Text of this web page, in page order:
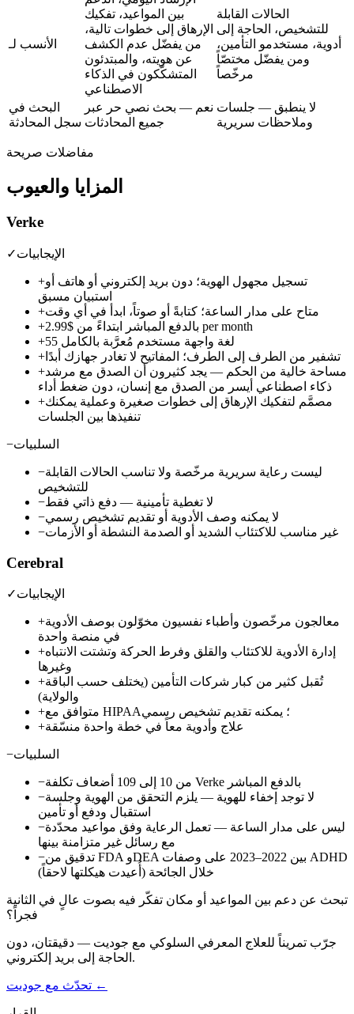
الأنسب لـ
بين المواعيد، تفكيك
الإرهاق إلى خطوات تالية،
من يفضّل عدم الكشف
عن هويته، والمبتدئون
المتشكّكون في الذكاء
الاصطناعي
الحالات القابلة
للتشخيص، الحاجة إلى
أدوية، مستخدمو التأمين،
ومن يفضّل مختصّاً
مرخّصاً
البحث في
سجل المحادثة
نعم — بحث نصي حر عبر
جميع المحادثات
لا ينطبق — جلسات
وملاحظات سريرية
مفاضلات صريحة
المزايا والعيوب
Verke
✓الإيجابيات
+تسجيل مجهول الهوية؛ دون بريد إلكتروني أو هاتف أو
استبيان مسبق
+متاح على مدار الساعة؛ كتابةً أو صوتاً، ابدأ في أي وقت
+
بالدفع المباشر ابتداءً من $2.99 per month
+
55 لغة واجهة مستخدم مُعرَّبة بالكامل
+ تشفير من الطرف إلى الطرف؛ المفاتيح لا تغادر جهازك أبدًا
+مساحة خالية من الحكم — يجد كثيرون أن الصدق مع مرشد
ذكاء اصطناعي أيسر من الصدق مع إنسان، دون ضغط أداء
+مصمَّم لتفكيك الإرهاق إلى خطوات صغيرة وعملية يمكنك
تنفيذها بين الجلسات
−السلبيات
−ليست رعاية سريرية مرخّصة ولا تناسب الحالات القابلة
للتشخيص
−لا تغطية تأمينية — دفع ذاتي فقط
−لا يمكنه وصف الأدوية أو تقديم تشخيص رسمي
−غير مناسب للاكتئاب الشديد أو الصدمة النشطة أو الأزمات
Cerebral
✓الإيجابيات
+معالجون مرخّصون وأطباء نفسيون مخوّلون بوصف الأدوية
في منصة واحدة
+إدارة الأدوية للاكتئاب والقلق وفرط الحركة وتشتت الانتباه
وغيرها
+تُقبل كثير من كبار شركات التأمين (يختلف حسب الباقة
والولاية)
+
متوافق مع HIPAA؛ يمكنه تقديم تشخيص رسمي
+علاج وأدوية معاً في خطة واحدة منسّقة
−السلبيات
−
من 10 إلى 109 أضعاف تكلفة Verke بالدفع المباشر
−لا توجد إخفاء للهوية — يلزم التحقق من الهوية وجلسة
استقبال ودفع أو تأمين
−ليس على مدار الساعة — تعمل الرعاية وفق مواعيد محدّدة
مع رسائل غير متزامنة بينها
−تدقيق من FDA وDEA بين 2022–2023 على وصفات ADHD
خلال الجائحة (أُعيدت هيكلتها لاحقاً)
تبحث عن دعم بين المواعيد أو مكان تفكّر فيه بصوت عالٍ في الثانية
فجراً؟
جرّب تمريناً للعلاج المعرفي السلوكي مع جوديت — دقيقتان، دون
الحاجة إلى بريد إلكتروني.
تحدّث مع جوديت ←